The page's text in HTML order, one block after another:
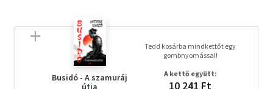
történeteit mesélik el ügyesen és stílusosan." - New York
Times
A New York Times bestseller-írója a középkori világ epikus
történetével tér vissza - egy olyan korszak gazdag és
Busidó - A szamuráj
útja
Tedd kosárba mindkettőt egy
gombnyomással!
A kettő együtt:
10 241 Ft